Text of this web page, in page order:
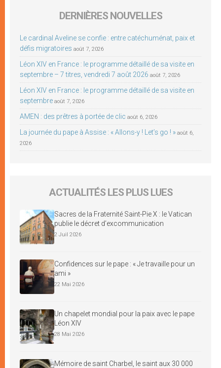
DERNIÈRES NOUVELLES
Le cardinal Aveline se confie : entre catéchuménat, paix et
défis migratoires août 7, 2026
Léon XIV en France : le programme détaillé de sa visite en
septembre – 7 titres, vendredi 7 août 2026 août 7, 2026
Léon XIV en France : le programme détaillé de sa visite en
septembre août 7, 2026
AMEN : des prêtres à portée de clic août 6, 2026
La journée du pape à Assise : « Allons-y ! Let’s go ! » août 6,
2026
ACTUALITÉS LES PLUS LUES
Sacres de la Fraternité Saint-Pie X : le Vatican
publie le décret d’excommunication
2 Juil 2026
Confidences sur le pape : « Je travaille pour un
ami »
22 Mai 2026
Un chapelet mondial pour la paix avec le pape
Léon XIV
28 Mai 2026
Mémoire de saint Charbel, le saint aux 30 000